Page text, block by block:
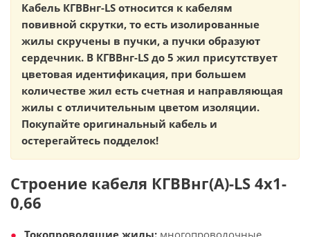
Кабель КГВВнг-LS относится к кабелям
повивной скрутки, то есть изолированные
жилы скручены в пучки, а пучки образуют
сердечник. В КГВВнг-LS до 5 жил присутствует
цветовая идентификация, при большем
количестве жил есть счетная и направляющая
жилы с отличительным цветом изоляции.
Покупайте оригинальный кабель и
остерегайтесь подделок!
Строение кабеля КГВВнг(А)-LS 4х1-
0,66
Токопроводящие жилы: многопроволочные